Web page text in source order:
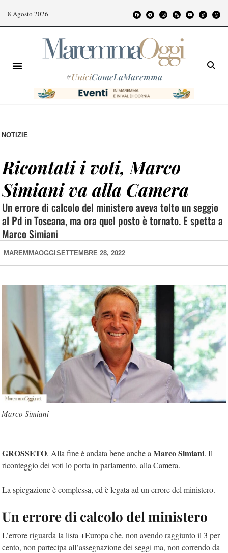
8 Agosto 2026
#UniciComeLaMaremma
NOTIZIE
Ricontati i voti, Marco
Simiani va alla Camera
Un errore di calcolo del ministero aveva tolto un seggio
al Pd in Toscana, ma ora quel posto è tornato. E spetta a
Marco Simiani
MAREMMAOGGI SETTEMBRE 28, 2022
Marco Simiani
GROSSETO. Alla fine è andata bene anche a Marco Simiani. Il
riconteggio dei voti lo porta in parlamento, alla Camera.
La spiegazione è complessa, ed è legata ad un errore del ministero.
Un errore di calcolo del ministero
L’errore riguarda la lista +Europa che, non avendo raggiunto il 3 per
cento, non partecipa all’assegnazione dei seggi ma, non correndo da